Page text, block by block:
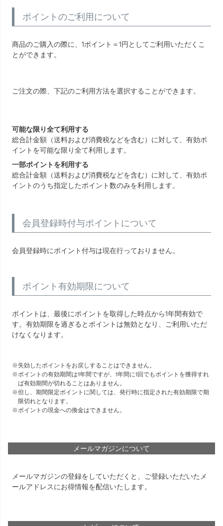
ポイントのご利用について
商品のご購入の際に、1ポイント＝1円としてご利用いただくこ
とができます。
ご注文の際、下記のご利用方法を選択することができます。
可能な限り全て利用する
総合計金額（送料および消費税などを含む）に対して、有効ポ
イントを可能な限り全て利用します。
一部ポイントを利用する
総合計金額（送料および消費税などを含む）に対して、有効ポ
イントのうち指定したポイント数のみを利用します。
会員登録時付与ポイントについて
会員登録時にポイント付与は現在行っておりません。
ポイント有効期限について
ポイントは、最後にポイントを取得した時点から1年間有効で
す。有効期限を過ぎるとポイントは無効となり、ご利用いただ
けなくなります。
失効したポイントをお戻しすることはできません。
ポイントの有効期間は1年間ですが、1年間に1回でもポイントを獲得すれ
ば有効期間が切れることはありません。
但し、期間限定ポイントに関しては、発行時に指定された有効期限で期
限切れとなります。
ポイントの現金への換金はできません。
メールマガジンについて
メールマガジンの登録をしていただくと、ご登録いただいたメ
ールアドレスにお得情報を配信いたします。